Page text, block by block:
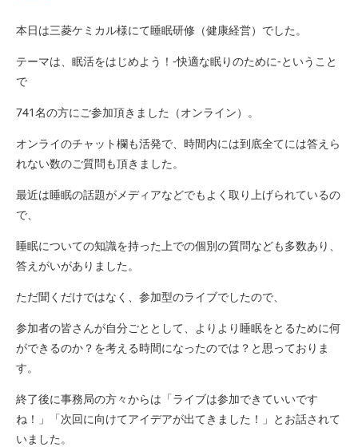
本日は三菱ケミカル様にて睡眠研修（健康経営）でした。
テーマは、眠活をはじめよう！-快適な眠りのために-ということ
で
741名の方にご参加頂きました（オンライン）。
オンライのチャット欄も活発で、時間内には到底全てには答えら
れない数のご質問も頂きました。
最近は睡眠の話題がメディアなどでもよく取り上げられているの
で、
睡眠についての知識を持った上での個別の質問なども多数あり、
答えがいがありました。
ただ聞くだけではなく、参加型のライブでしたので、
参加者の皆さんが自分ごととして、よりより睡眠をとるために何
ができるのか？を考える時間になったのでは？と思っておりま
す。
終了後に事務局の方々からは「ライブは参加できていいです
ね！」「次回に向けてアイデアが出てきました！」とお話されて
いました。